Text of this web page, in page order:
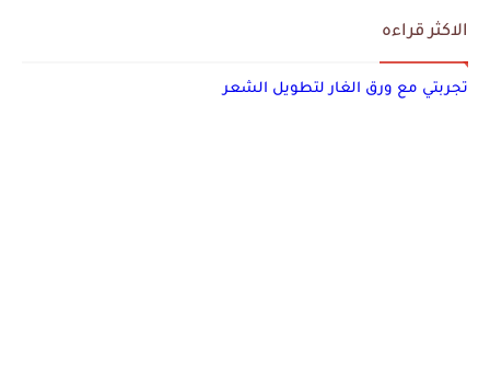
الاكثر قراءه
تجربتي مع ورق الغار لتطويل الشعر